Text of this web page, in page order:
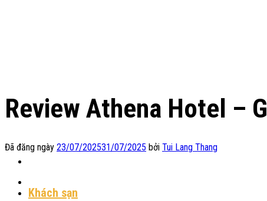
Khách sạn
Review Athena Hotel –
Đã đăng ngày 23/07/202531/07/2025 bởi Tui Lang Thang